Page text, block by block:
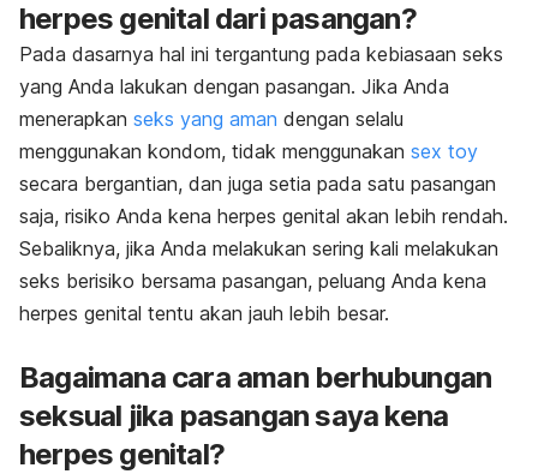
herpes genital dari pasangan?
Pada dasarnya hal ini tergantung pada kebiasaan seks
yang Anda lakukan dengan pasangan. Jika Anda
menerapkan seks yang aman dengan selalu
menggunakan kondom, tidak menggunakan sex toy
secara bergantian, dan juga setia pada satu pasangan
saja, risiko Anda kena herpes genital akan lebih rendah.
Sebaliknya, jika Anda melakukan sering kali melakukan
seks berisiko bersama pasangan, peluang Anda kena
herpes genital tentu akan jauh lebih besar.
Bagaimana cara aman berhubungan
seksual jika pasangan saya kena
herpes genital?